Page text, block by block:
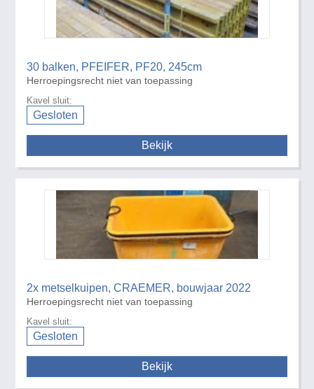
30 balken, PFEIFER, PF20, 245cm
Herroepingsrecht niet van toepassing
Kavel sluit:
Gesloten
Bekijk
2x metselkuipen, CRAEMER, bouwjaar 2022
Herroepingsrecht niet van toepassing
Kavel sluit:
Gesloten
Bekijk